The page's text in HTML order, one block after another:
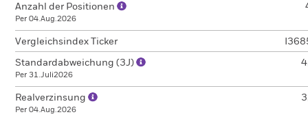
Anzahl der Positionen
Per 04.Aug.2026
Vergleichsindex Ticker
Standardabweichung (3J)
Per 31.Juli2026
Realverzinsung
Per 04.Aug.2026